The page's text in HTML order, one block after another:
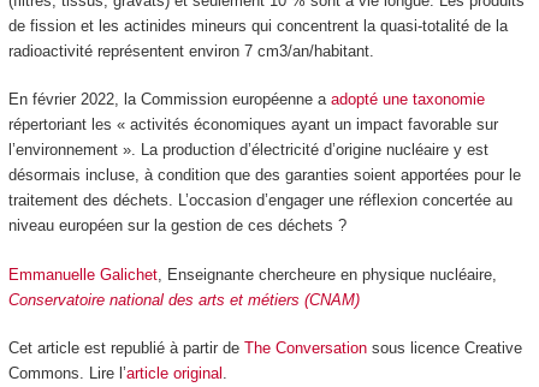
de fission et les actinides mineurs qui concentrent la quasi-totalité de la
radioactivité représentent environ 7 cm3/an/habitant.
En février 2022, la Commission européenne a adopté une taxonomie
répertoriant les « activités économiques ayant un impact favorable sur
l’environnement ». La production d’électricité d’origine nucléaire y est
désormais incluse, à condition que des garanties soient apportées pour le
traitement des déchets. L’occasion d’engager une réflexion concertée au
niveau européen sur la gestion de ces déchets ?
Emmanuelle Galichet, Enseignante chercheure en physique nucléaire,
Conservatoire national des arts et métiers (CNAM)
Cet article est republié à partir de The Conversationsous licence Creative
Commons. Lire l’article original .